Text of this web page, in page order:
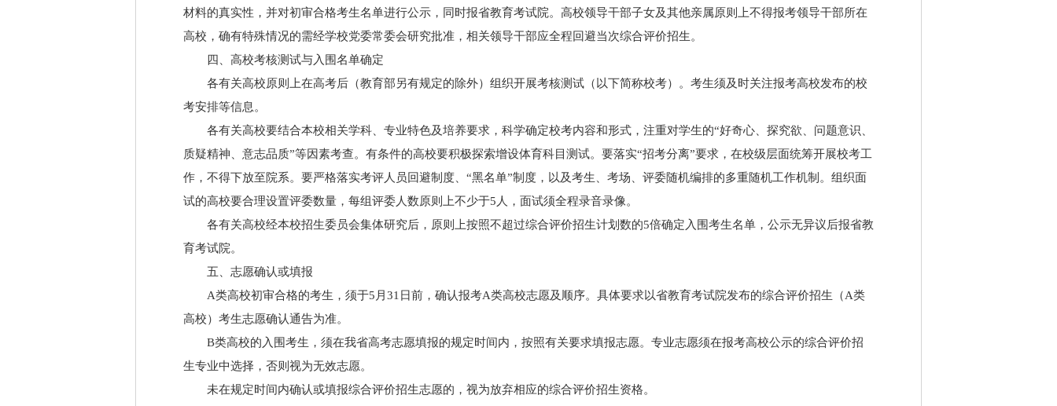
材料的真实性，并对初审合格考生名单进行公示，同时报省教育考试院。高校领导干部子女及其他亲属原则上不得报考领导干部所在
高校，确有特殊情况的需经学校党委常委会研究批准，相关领导干部应全程回避当次综合评价招生。
四、高校考核测试与入围名单确定
各有关高校原则上在高考后（教育部另有规定的除外）组织开展考核测试（以下简称校考）。考生须及时关注报考高校发布的校
考安排等信息。
各有关高校要结合本校相关学科、专业特色及培养要求，科学确定校考内容和形式，注重对学生的“好奇心、探究欲、问题意识、
质疑精神、意志品质”等因素考查。有条件的高校要积极探索增设体育科目测试。要落实“招考分离”要求，在校级层面统筹开展校考工
作，不得下放至院系。要严格落实考评人员回避制度、“黑名单”制度，以及考生、考场、评委随机编排的多重随机工作机制。组织面
试的高校要合理设置评委数量，每组评委人数原则上不少于5人，面试须全程录音录像。
各有关高校经本校招生委员会集体研究后，原则上按照不超过综合评价招生计划数的5倍确定入围考生名单，公示无异议后报省教
育考试院。
五、志愿确认或填报
A类高校初审合格的考生，须于5月31日前，确认报考A类高校志愿及顺序。具体要求以省教育考试院发布的综合评价招生（A类
高校）考生志愿确认通告为准。
B类高校的入围考生，须在我省高考志愿填报的规定时间内，按照有关要求填报志愿。专业志愿须在报考高校公示的综合评价招
生专业中选择，否则视为无效志愿。
未在规定时间内确认或填报综合评价招生志愿的，视为放弃相应的综合评价招生资格。